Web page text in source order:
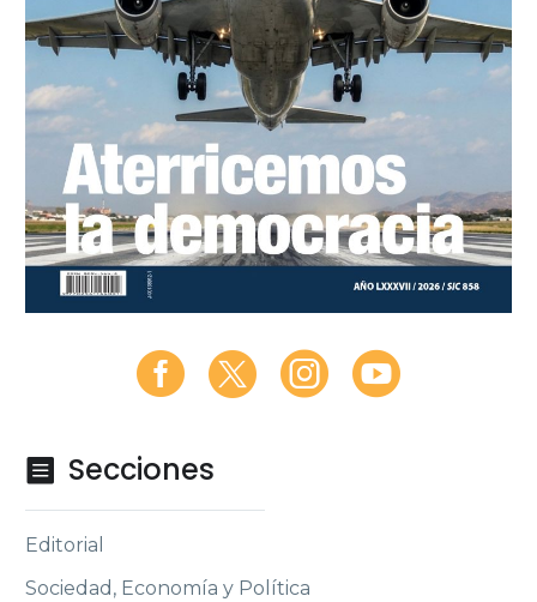
 Secciones
Editorial
Sociedad, Economía y Política